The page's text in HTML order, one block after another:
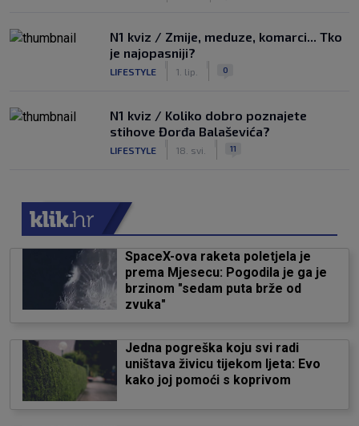
N1 kviz / Zmije, meduze, komarci... Tko
je najopasniji?
LIFESTYLE 1. lip. 0
N1 kviz / Koliko dobro poznajete
stihove Đorđa Balaševića?
LIFESTYLE 18. svi. 11
SpaceX-ova raketa poletjela je
prema Mjesecu: Pogodila je ga je
brzinom "sedam puta brže od
zvuka"
Jedna pogreška koju svi radi
uništava živicu tijekom ljeta: Evo
kako joj pomoći s koprivom